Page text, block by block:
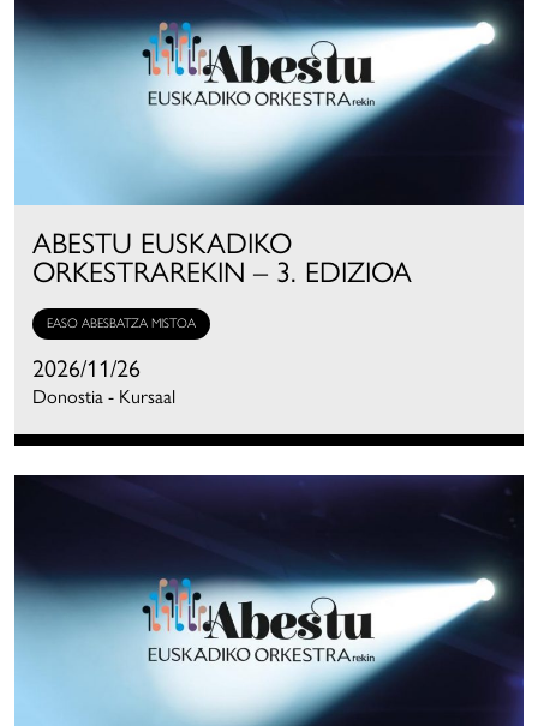
ABESTU EUSKADIKO
ORKESTRAREKIN – 3. EDIZIOA
EASO ABESBATZA MISTOA
2026/11/26
Donostia - Kursaal